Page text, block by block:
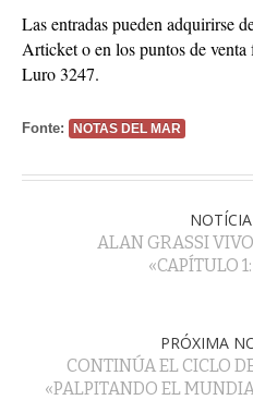
Las entradas pueden adquirirse
Articket o en los puntos de
Luro 3247.
Fonte: NOTAS DEL MAR
ALAN GRASSI
«CAPÍTULO
PRÓXIMA
CONTINÚA EL CICLO
«PALPITANDO EL